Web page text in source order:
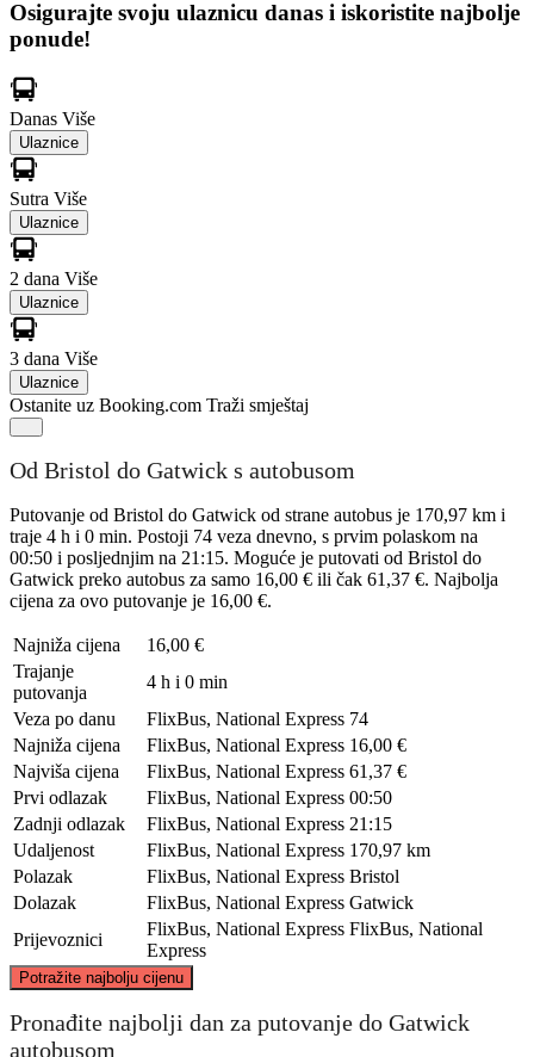
Osigurajte svoju ulaznicu danas i iskoristite najbolje
ponude!
Danas Više
Ulaznice
Sutra Više
Ulaznice
2 dana Više
Ulaznice
3 dana Više
Ulaznice
Ostanite uz Booking.com Traži smještaj
Od Bristol do Gatwick s autobusom
Putovanje od Bristol do Gatwick od strane autobus je 170,97 km i
traje 4 h i 0 min. Postoji 74 veza dnevno, s prvim polaskom na
00:50 i posljednjim na 21:15. Moguće je putovati od Bristol do
Gatwick preko autobus za samo 16,00 € ili čak 61,37 €. Najbolja
cijena za ovo putovanje je 16,00 €.
Najniža cijena
16,00 €
Trajanje
putovanja
4 h i 0 min
Veza po danu
FlixBus, National Express 74
Najniža cijena
FlixBus, National Express 16,00 €
Najviša cijena
FlixBus, National Express 61,37 €
Prvi odlazak
FlixBus, National Express 00:50
Zadnji odlazak
FlixBus, National Express 21:15
Udaljenost
FlixBus, National Express 170,97 km
Polazak
FlixBus, National Express Bristol
Dolazak
FlixBus, National Express Gatwick
Prijevoznici
FlixBus, National Express FlixBus, National
Express
Potražite najbolju cijenu
Pronađite najbolji dan za putovanje do Gatwick
autobusom